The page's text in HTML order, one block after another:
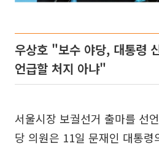
우상호 "보수 야당, 대통령
언급할 처지 아냐"
서울시장 보궐선거 출마를 선
당 의원은 11일 문재인 대통령